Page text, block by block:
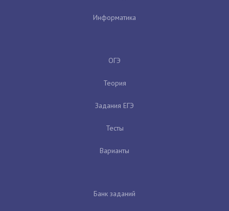
Информатика
ОГЭ
Теория
Задания ЕГЭ
Тесты
Варианты
Банк заданий